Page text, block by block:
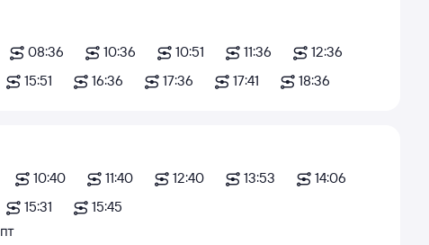
08:36 10:36 10:51 11:36
12:36
15:51 16:36 17:36 17:41 18:36
10:40 11:40 12:40 13:53
14:06
15:31
15:45
пт